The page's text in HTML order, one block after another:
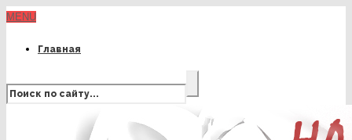
MENU
Главная